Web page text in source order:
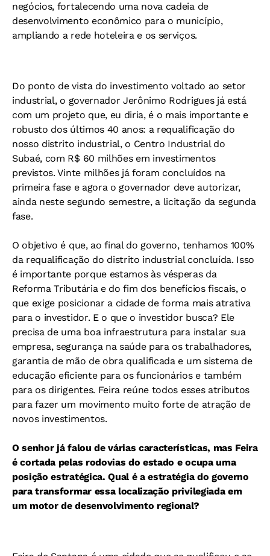
negócios, fortalecendo uma nova cadeia de
desenvolvimento econômico para o município,
ampliando a rede hoteleira e os serviços.
Do ponto de vista do investimento voltado ao setor
industrial, o governador Jerônimo Rodrigues já está
com um projeto que, eu diria, é o mais importante e
robusto dos últimos 40 anos: a requalificação do
nosso distrito industrial, o Centro Industrial do
Subaé, com R$ 60 milhões em investimentos
previstos. Vinte milhões já foram concluídos na
primeira fase e agora o governador deve autorizar,
ainda neste segundo semestre, a licitação da segunda
fase.
O objetivo é que, ao final do governo, tenhamos 100%
da requalificação do distrito industrial concluída. Isso
é importante porque estamos às vésperas da
Reforma Tributária e do fim dos benefícios fiscais, o
que exige posicionar a cidade de forma mais atrativa
para o investidor. E o que o investidor busca? Ele
precisa de uma boa infraestrutura para instalar sua
empresa, segurança na saúde para os trabalhadores,
garantia de mão de obra qualificada e um sistema de
educação eficiente para os funcionários e também
para os dirigentes. Feira reúne todos esses atributos
para fazer um movimento muito forte de atração de
novos investimentos.
O senhor já falou de várias características, mas Feira
é cortada pelas rodovias do estado e ocupa uma
posição estratégica. Qual é a estratégia do governo
para transformar essa localização privilegiada em
um motor de desenvolvimento regional?